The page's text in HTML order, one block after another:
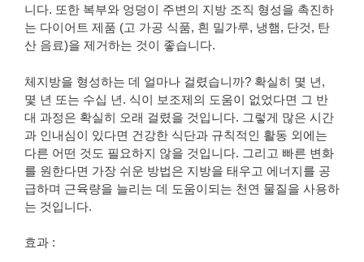
니다. 또한 복부와 엉덩이 주변의 지방 조직 형성을 촉진하
는 다이어트 제품 (고 가공 식품, 흰 밀가루, 냉햄, 단것, 탄
산 음료)을 제거하는 것이 좋습니다.
체지방을 형성하는 데 얼마나 걸렸습니까? 확실히 몇 년,
몇 년 또는 수십 년. 식이 보조제의 도움이 없었다면 그 반
대 과정은 확실히 오래 걸렸을 것입니다. 그렇게 많은 시간
과 인내심이 있다면 건강한 식단과 규칙적인 활동 외에는
다른 어떤 것도 필요하지 않을 것입니다. 그리고 빠른 변화
를 원한다면 가장 쉬운 방법은 지방을 태우고 에너지를 공
급하며 근육량을 늘리는 데 도움이되는 천연 물질을 사용하
는 것입니다.
효과 :